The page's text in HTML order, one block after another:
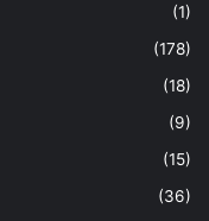
(1)
(178)
(18)
(9)
(15)
(36)